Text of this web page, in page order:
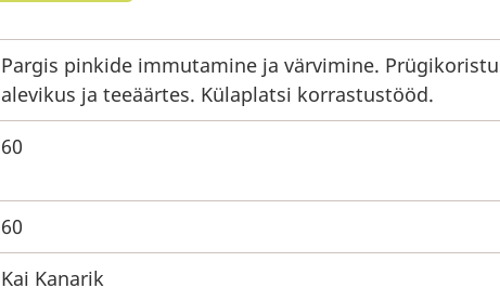
Pargis pinkide immutamine ja värvimine.
alevikus ja teeäärtes. Külaplatsi korrastustööd.
60
60
Kai Kanarik